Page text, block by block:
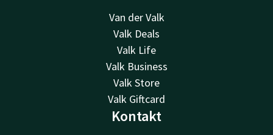
Van der Valk
Valk Deals
Valk Life
Valk Business
Valk Store
Valk Giftcard
Kontakt